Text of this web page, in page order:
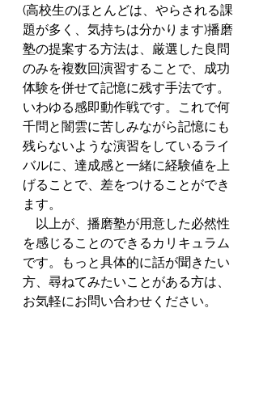
(高校生のほとんどは、やらされる課
題が多く、気持ちは分かります)播磨
塾の提案する方法は、厳選した良問
のみを複数回演習することで、成功
体験を併せて記憶に残す手法です。
いわゆる感即動作戦です。これで何
千問と闇雲に苦しみながら記憶にも
残らないような演習をしているライ
バルに、達成感と一緒に経験値を上
げることで、差をつけることができ
ます。
以上が、播磨塾が用意した必然性
を感じることのできるカリキュラム
です。もっと具体的に話が聞きたい
方、尋ねてみたいことがある方は、
お気軽にお問い合わせください。